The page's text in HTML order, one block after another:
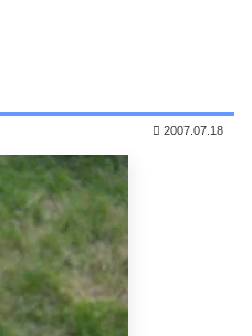
2007.07.18